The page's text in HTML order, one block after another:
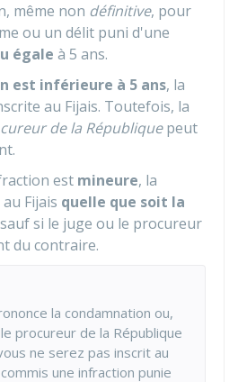
même non définitive, pour
ou un délit puni d'une
égale à 5 ans.
est inférieure à 5 ans, la
au Fijais. Toutefois, la
de la Républiquepeut
est mineure, la
Fijais quelle que soit la
si le juge ou le procureur
du contraire.
la condamnation ou,
procureur de la République
ne serez pas inscrit au
une infraction punie